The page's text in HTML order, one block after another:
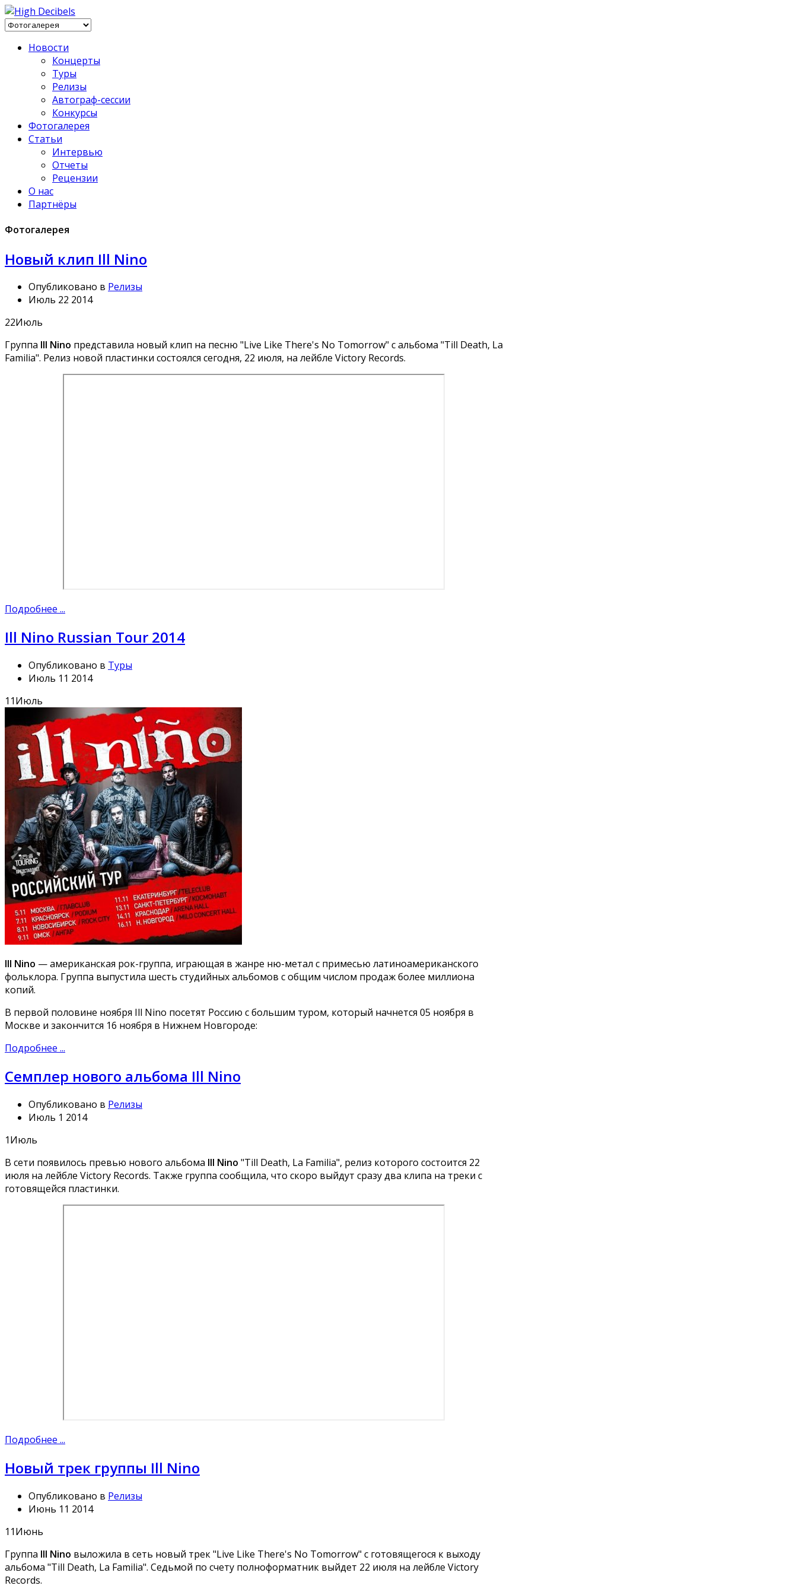
Новости
Концерты
Туры
Релизы
Автограф-сессии
Конкурсы
Фотогалерея
Статьи
Интервью
Отчеты
Рецензии
О нас
Партнёры
Фотогалерея
Новый клип Ill Nino
Опубликовано в Релизы
Июль 22 2014
22Июль
Группа Ill Nino представила новый клип на песню "Live Like There's No Tomorrow" с альбома "Till Death, La
Familia". Релиз новой пластинки состоялся сегодня, 22 июля, на лейбле Victory Records.
Подробнее ...
Ill Nino Russian Tour 2014
Опубликовано в Туры
Июль 11 2014
11Июль
Ill Nino — американская рок-группа, играющая в жанре ню-метал с примесью латиноамериканского
фольклора. Группа выпустила шесть студийных альбомов с общим числом продаж более миллиона
копий.
В первой половине ноября Ill Nino посетят Россию с большим туром, который начнется 05 ноября в
Москве и закончится 16 ноября в Нижнем Новгороде:
Подробнее ...
Семплер нового альбома Ill Nino
Опубликовано в Релизы
Июль 1 2014
1Июль
В сети появилось превью нового альбома Ill Nino "Till Death, La Familia", релиз которого состоится 22
июля на лейбле Victory Records. Также группа сообщила, что скоро выйдут сразу два клипа на треки с
готовящейся пластинки.
Подробнее ...
Новый трек группы Ill Nino
Опубликовано в Релизы
Июнь 11 2014
11Июнь
Группа Ill Nino выложила в сеть новый трек "Live Like There's No Tomorrow" с готовящегося к выходу
альбома "Till Death, La Familia". Седьмой по счету полноформатник выйдет 22 июля на лейбле Victory
Records.